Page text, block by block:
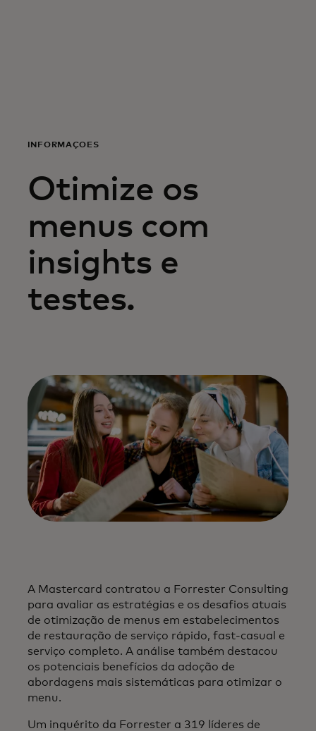
INFORMAÇÕES
Otimize os
menus com
insights e
testes.
A Mastercard contratou a Forrester Consulting
para avaliar as estratégias e os desafios atuais
de otimização de menus em estabelecimentos
de restauração de serviço rápido, fast-casual e
serviço completo. A análise também destacou
os potenciais benefícios da adoção de
abordagens mais sistemáticas para otimizar o
menu.
Um inquérito da Forrester a 319 líderes de